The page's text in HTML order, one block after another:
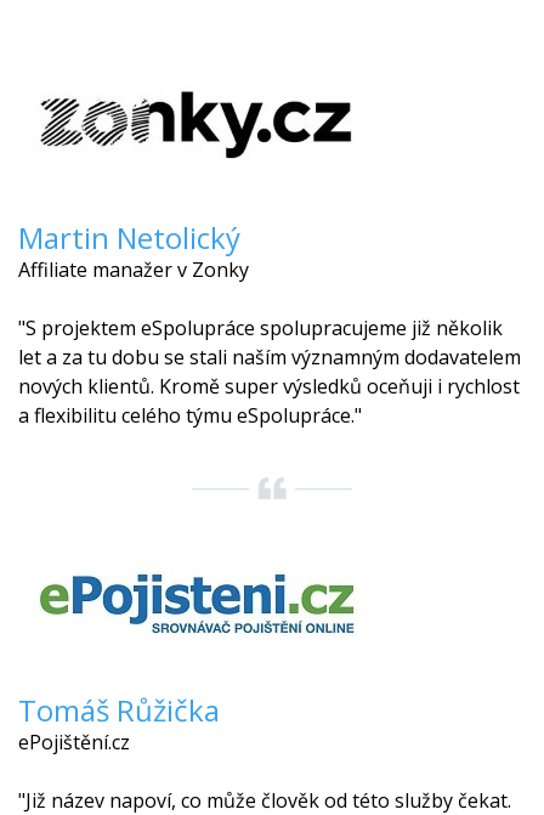
Martin Netolický
Affiliate manažer v Zonky
"S projektem eSpolupráce spolupracujeme již několik
let a za tu dobu se stali naším významným dodavatelem
nových klientů. Kromě super výsledků oceňuji i rychlost
a flexibilitu celého týmu eSpolupráce."
Tomáš Růžička
ePojištění.cz
"Již název napoví, co může člověk od této služby čekat.